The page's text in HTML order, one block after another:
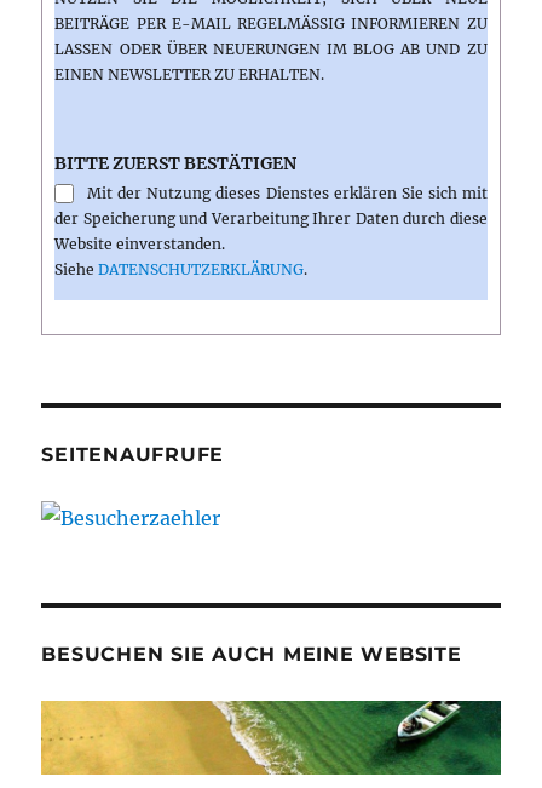
BEITRÄGE PER E-MAIL REGELMÄSSIG INFORMIEREN ZU L
ASSEN ODER ÜBER NEUERUNGEN IM BLOG AB UND ZU E
INEN NEWSLETTER ZU ERHALTEN.
BITTE ZUERST BESTÄTIGEN
Mit der Nutzung dieses Dienstes erklären Sie sich mit
der Speicherung und Verarbeitung Ihrer Daten durch diese
Website einverstanden.
SieheDATENSCHUTZERKLÄRUNG.
SEITENAUFRUFE
BESUCHEN SIE AUCH MEINE WEBSITE